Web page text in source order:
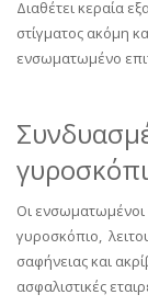
Διαθέτει κεραία
στίγματος ακόμη
ενσωματωμένο
Οι ενσωματωμένοι
γυροσκόπιο,
σαφήνειας και
ασφαλιστικές